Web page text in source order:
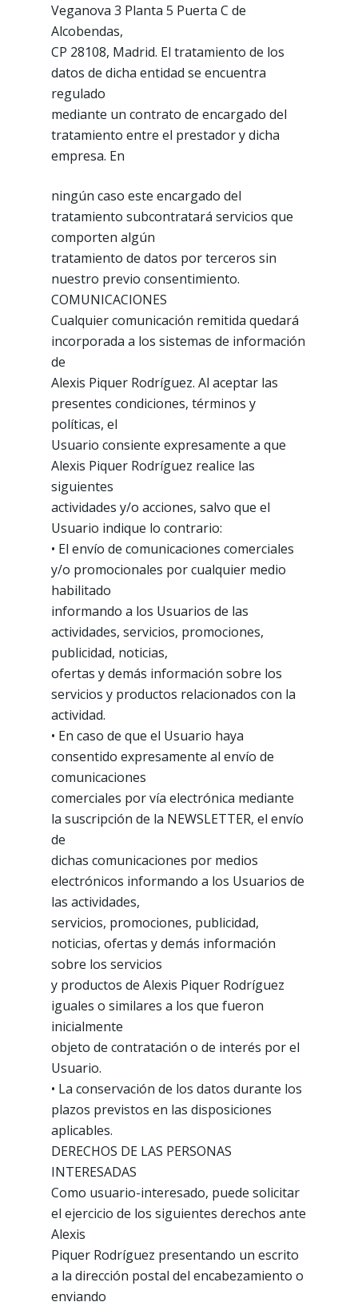
Veganova 3 Planta 5 Puerta C de
Alcobendas,
CP 28108, Madrid. El tratamiento de los
datos de dicha entidad se encuentra
regulado
mediante un contrato de encargado del
tratamiento entre el prestador y dicha
empresa. En
ningún caso este encargado del
tratamiento subcontratará servicios que
comporten algún
tratamiento de datos por terceros sin
nuestro previo consentimiento.
COMUNICACIONES
Cualquier comunicación remitida quedará
incorporada a los sistemas de información
de
Alexis Piquer Rodríguez. Al aceptar las
presentes condiciones, términos y
políticas, el
Usuario consiente expresamente a que
Alexis Piquer Rodríguez realice las
siguientes
actividades y/o acciones, salvo que el
Usuario indique lo contrario:
• El envío de comunicaciones comerciales
y/o promocionales por cualquier medio
habilitado
informando a los Usuarios de las
actividades, servicios, promociones,
publicidad, noticias,
ofertas y demás información sobre los
servicios y productos relacionados con la
actividad.
• En caso de que el Usuario haya
consentido expresamente al envío de
comunicaciones
comerciales por vía electrónica mediante
la suscripción de la NEWSLETTER, el envío
de
dichas comunicaciones por medios
electrónicos informando a los Usuarios de
las actividades,
servicios, promociones, publicidad,
noticias, ofertas y demás información
sobre los servicios
y productos de Alexis Piquer Rodríguez
iguales o similares a los que fueron
inicialmente
objeto de contratación o de interés por el
Usuario.
• La conservación de los datos durante los
plazos previstos en las disposiciones
aplicables.
DERECHOS DE LAS PERSONAS
INTERESADAS
Como usuario-interesado, puede solicitar
el ejercicio de los siguientes derechos ante
Alexis
Piquer Rodríguez presentando un escrito
a la dirección postal del encabezamiento o
enviando